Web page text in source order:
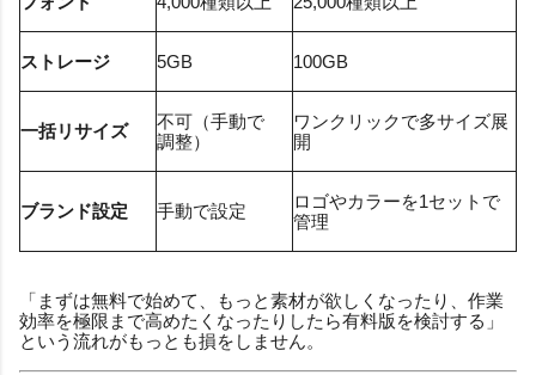
ストレージ 5GB 100GB
一括リサイズ
不可（手動で
調整）
ワンクリックで多サイズ展
開
ブランド設定 手動で設定
ロゴやカラーを1セットで
管理
「まずは無料で始めて、もっと素材が欲しくなったり、作業
効率を極限まで高めたくなったりしたら有料版を検討する」
という流れがもっとも損をしません。